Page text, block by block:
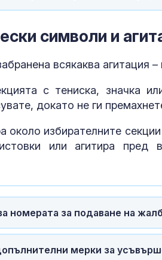
символи и
всякаква агитация
с тениска, значка
докато не ги
около избирателните
или агитира
номерата за подаване на
мерки за